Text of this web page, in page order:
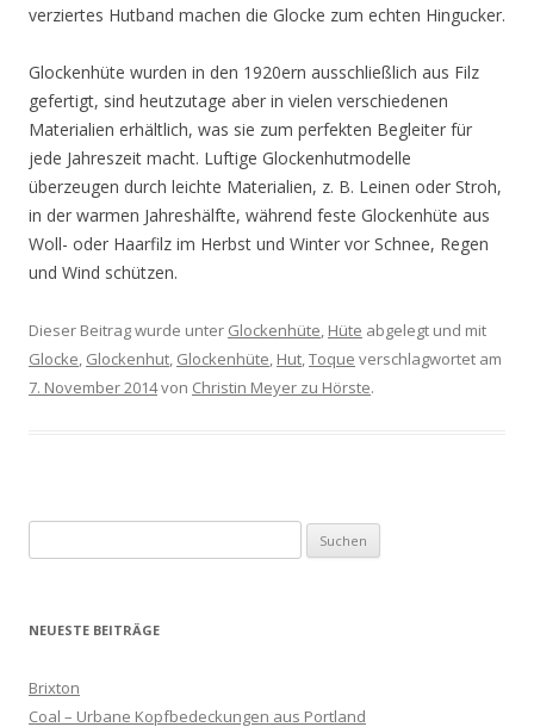
verziertes Hutband machen die Glocke zum echten Hingucker.
Glockenhüte wurden in den 1920ern ausschließlich aus Filz
gefertigt, sind heutzutage aber in vielen verschiedenen
Materialien erhältlich, was sie zum perfekten Begleiter für
jede Jahreszeit macht. Luftige Glockenhutmodelle
überzeugen durch leichte Materialien, z. B. Leinen oder Stroh,
in der warmen Jahreshälfte, während feste Glockenhüte aus
Woll- oder Haarfilz im Herbst und Winter vor Schnee, Regen
und Wind schützen.
Dieser Beitrag wurde unter Glockenhüte, Hüte abgelegt und mit
Glocke, Glockenhut, Glockenhüte, Hut,Toque verschlagwortet am
7. November 2014von Christin Meyer zu Hörste.
nach:
NEUESTE BEITRÄGE
Brixton
Coal – Urbane Kopfbedeckungen aus Portland